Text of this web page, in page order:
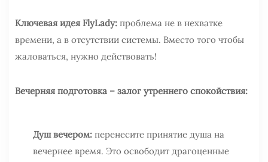
Ключевая идея FlyLady: проблема не в нехватке
времени, а в отсутствии системы. Вместо того чтобы
жаловаться, нужно действовать!
Вечерняя подготовка – залог утреннего спокойствия:
Душ вечером: перенесите принятие душа на
вечернее время. Это освободит драгоценные